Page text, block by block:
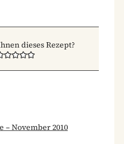
dieses Rezept?
– November 2010